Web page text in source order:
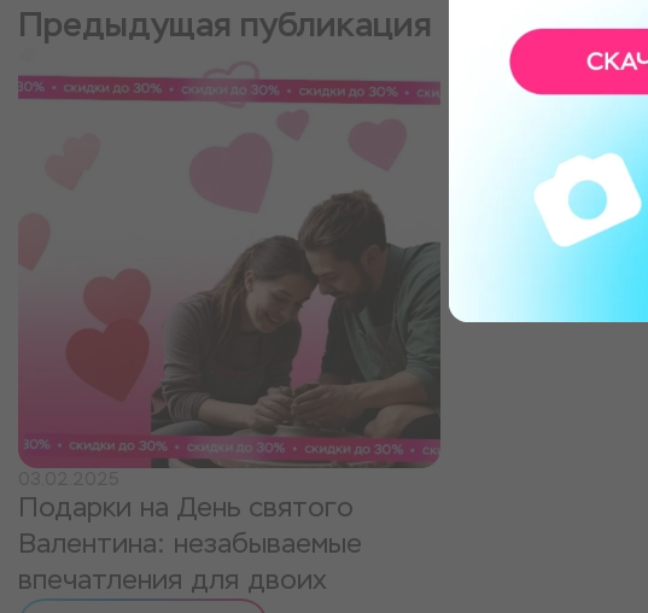
Предыдущая публикация
Подарки на День святого
Валентина: незабываемые
впечатления для двоих